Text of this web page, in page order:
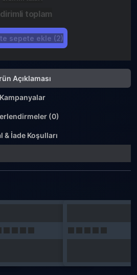
toplam
sepete ekle (2)
Açıklaması
Kampanyalar
Değerlendirmeler (0)
& İade Koşulları